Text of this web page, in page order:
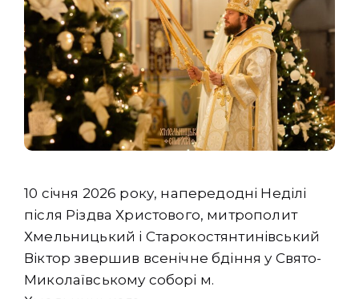
10 січня 2026 року, напередодні Неділі
після Різдва Христового, митрополит
Хмельницький і Старокостянтинівський
Віктор звершив всенічне бдіння у Свято-
Миколаївському соборі м.